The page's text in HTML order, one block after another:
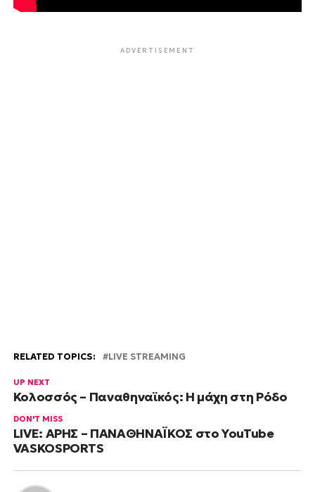
ADVERTISEMENT
RELATED TOPICS: LIVE STREAMING
UP NEXT
Κολοσσός – Παναθηναϊκός: Η μάχη στη Ρόδο
DON'T MISS
LIVE: ΑΡΗΣ – ΠΑΝΑΘΗΝΑΪΚΟΣ στο YouTube
VASKOSPORTS